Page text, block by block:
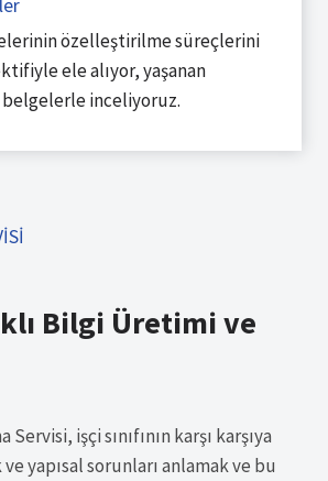
özelleştirilme süreçlerini
ele alıyor, yaşanan
inceliyoruz.
Bilgi Üretimi ve
işçi sınıfının karşı karşıya
yapısal sorunları anlamak ve bu